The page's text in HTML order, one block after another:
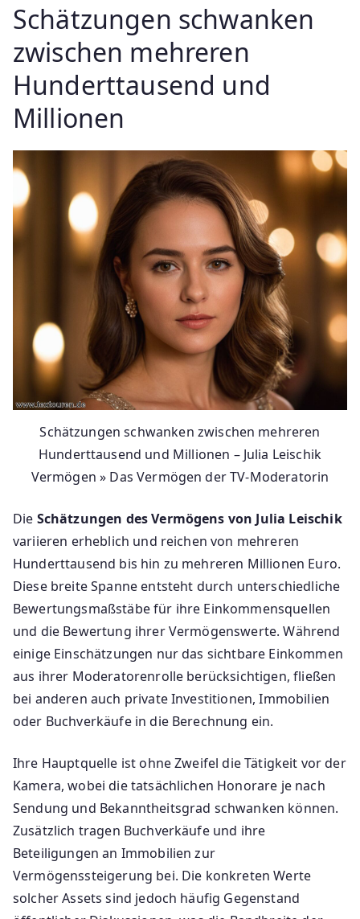
Schätzungen schwanken
zwischen mehreren
Hunderttausend und
Millionen
Schätzungen schwanken zwischen mehreren
Hunderttausend und Millionen – Julia Leischik
Vermögen » Das Vermögen der TV-Moderatorin
Die Schätzungen des Vermögens von Julia Leischik
variieren erheblich und reichen von mehreren
Hunderttausend bis hin zu mehreren Millionen Euro.
Diese breite Spanne entsteht durch unterschiedliche
Bewertungsmaßstäbe für ihre Einkommensquellen
und die Bewertung ihrer Vermögenswerte. Während
einige Einschätzungen nur das sichtbare Einkommen
aus ihrer Moderatorenrolle berücksichtigen, fließen
bei anderen auch private Investitionen, Immobilien
oder Buchverkäufe in die Berechnung ein.
Ihre Hauptquelle ist ohne Zweifel die Tätigkeit vor der
Kamera, wobei die tatsächlichen Honorare je nach
Sendung und Bekanntheitsgrad schwanken können.
Zusätzlich tragen Buchverkäufe und ihre
Beteiligungen an Immobilien zur
Vermögenssteigerung bei. Die konkreten Werte
solcher Assets sind jedoch häufig Gegenstand